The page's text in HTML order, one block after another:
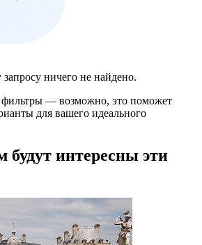
ничего не найдено.
фильтры — возможно, это поможет
для вашего идеального
будут интересны эти